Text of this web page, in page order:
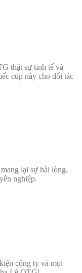
thật sự tinh tế và
cúp này cho đối tác
lại sự hài lòng.
nghiệp.
công ty và mọi